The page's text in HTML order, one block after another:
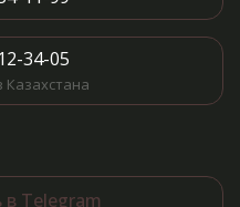
34-05
Казахстана
в Telegram